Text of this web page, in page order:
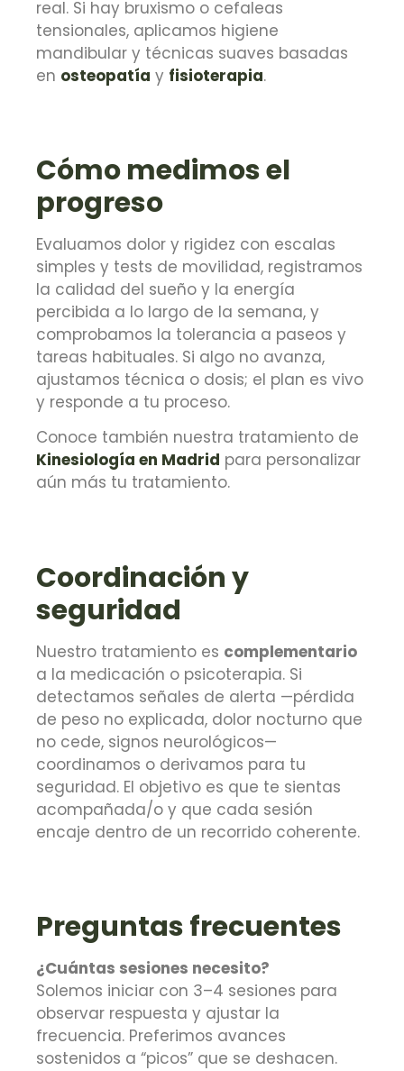
real. Si hay bruxismo o cefaleas
tensionales, aplicamos higiene
mandibular y técnicas suaves basadas
en osteopatía y fisioterapia.
Cómo medimos el
progreso
Evaluamos dolor y rigidez con escalas
simples y tests de movilidad, registramos
la calidad del sueño y la energía
percibida a lo largo de la semana, y
comprobamos la tolerancia a paseos y
tareas habituales. Si algo no avanza,
ajustamos técnica o dosis; el plan es vivo
y responde a tu proceso.
Conoce también nuestra tratamiento de
Kinesiología en Madrid para personalizar
aún más tu tratamiento.
Coordinación y
seguridad
Nuestro tratamiento es complementario
a la medicación o psicoterapia. Si
detectamos señales de alerta —pérdida
de peso no explicada, dolor nocturno que
no cede, signos neurológicos—
coordinamos o derivamos para tu
seguridad. El objetivo es que te sientas
acompañada/o y que cada sesión
encaje dentro de un recorrido coherente.
Preguntas frecuentes
¿Cuántas sesiones necesito?
Solemos iniciar con 3–4 sesiones para
observar respuesta y ajustar la
frecuencia. Preferimos avances
sostenidos a “picos” que se deshacen.